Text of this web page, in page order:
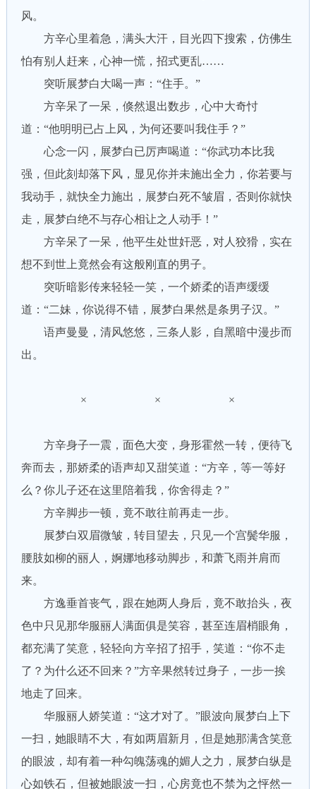
风。
方辛心里着急，满头大汗，目光四下搜索，仿佛生
怕有别人赶来，心神一慌，招式更乱……
突听展梦白大喝一声：“住手。”
方辛呆了一呆，倏然退出数步，心中大奇忖
道：“他明明已占上风，为何还要叫我住手？”
心念一闪，展梦白已厉声喝道：“你武功本比我
强，但此刻却落下风，显见你并未施出全力，你若要与
我动手，就快全力施出，展梦白死不皱眉，否则你就快
走，展梦白绝不与存心相让之人动手！”
方辛呆了一呆，他平生处世奸恶，对人狡猾，实在
想不到世上竟然会有这般刚直的男子。
突听暗影传来轻轻一笑，一个娇柔的语声缓缓
道：“二妹，你说得不错，展梦白果然是条男子汉。”
语声曼曼，清风悠悠，三条人影，自黑暗中漫步而
出。
× × ×
方辛身子一震，面色大变，身形霍然一转，便待飞
奔而去，那娇柔的语声却又甜笑道：“方辛，等一等好
么？你儿子还在这里陪着我，你舍得走？”
方辛脚步一顿，竟不敢往前再走一步。
展梦白双眉微皱，转目望去，只见一个宫鬓华服，
腰肢如柳的丽人，婀娜地移动脚步，和萧飞雨并肩而
来。
方逸垂首丧气，跟在她两人身后，竟不敢抬头，夜
色中只见那华服丽人满面俱是笑容，甚至连眉梢眼角，
都充满了笑意，轻轻向方辛招了招手，笑道：“你不走
了？为什么还不回来？”方辛果然转过身子，一步一挨
地走了回来。
华服丽人娇笑道：“这才对了。”眼波向展梦白上下
一扫，她眼睛不大，有如两眉新月，但是她那满含笑意
的眼波，却有着一种勾魄荡魂的媚人之力，展梦白纵是
心如铁石，但被她眼波一扫，心房竟也不禁为之怦然一